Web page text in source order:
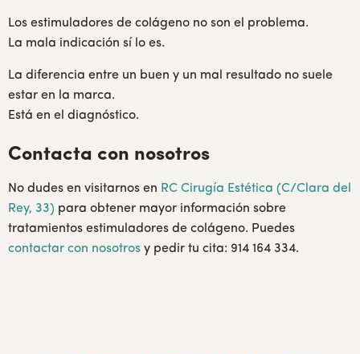
Los estimuladores de colágeno no son el problema.
La mala indicación sí lo es.
La diferencia entre un buen y un mal resultado no suele
estar en la marca.
Está en el diagnóstico.
Contacta con nosotros
No dudes en visitarnos en RC Cirugía Estética (C/Clara del
Rey, 33) para obtener mayor información sobre
tratamientos estimuladores de colágeno. Puedes
contactar con nosotros y pedir tu cita: 914 164 334.